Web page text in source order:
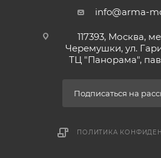
info@arma-
117393, Москва,
Черемушки, ул.
ТЦ "Панорама",
Подписаться на
ПОЛИТИКА